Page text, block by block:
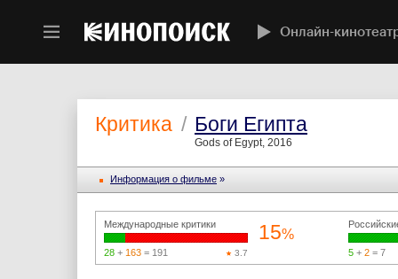
Онлайн-
Критика / Боги Египта
Gods of Egypt, 2016
Информация o фильме »
Международные критики 15%
28 + 163 = 191 3.7 5 + 2 = 7